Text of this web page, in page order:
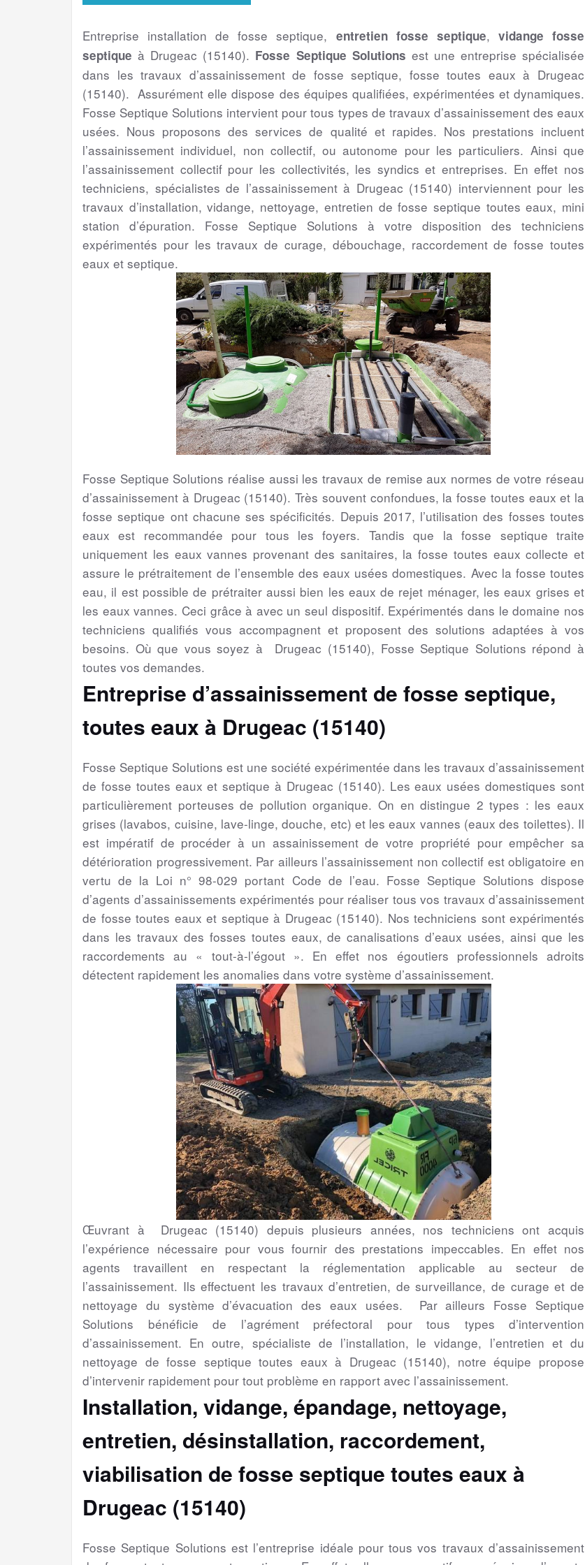
Entreprise installation de fosse septique, entretien fosse septique, vidange fosse
septique à Drugeac (15140). Fosse Septique Solutions est une entreprise spécialisée
dans les travaux d’assainissement de fosse septique, fosse toutes eaux à Drugeac
(15140). Assurément elle dispose des équipes qualifiées, expérimentées et dynamiques.
Fosse Septique Solutions intervient pour tous types de travaux d’assainissement des eaux
usées. Nous proposons des services de qualité et rapides. Nos prestations incluent
l’assainissement individuel, non collectif, ou autonome pour les particuliers. Ainsi que
l’assainissement collectif pour les collectivités, les syndics et entreprises. En effet nos
techniciens, spécialistes de l’assainissement à Drugeac (15140) interviennent pour les
travaux d’installation, vidange, nettoyage, entretien de fosse septique toutes eaux, mini
station d’épuration. Fosse Septique Solutions à votre disposition des techniciens
expérimentés pour les travaux de curage, débouchage, raccordement de fosse toutes
eaux et septique.
Fosse Septique Solutions réalise aussi les travaux de remise aux normes de votre réseau
d’assainissement à Drugeac (15140). Très souvent confondues, la fosse toutes eaux et la
fosse septique ont chacune ses spécificités. Depuis 2017, l’utilisation des fosses toutes
eaux est recommandée pour tous les foyers. Tandis que la fosse septique traite
uniquement les eaux vannes provenant des sanitaires, la fosse toutes eaux collecte et
assure le prétraitement de l’ensemble des eaux usées domestiques. Avec la fosse toutes
eau, il est possible de prétraiter aussi bien les eaux de rejet ménager, les eaux grises et
les eaux vannes. Ceci grâce à avec un seul dispositif. Expérimentés dans le domaine nos
techniciens qualifiés vous accompagnent et proposent des solutions adaptées à vos
besoins. Où que vous soyez à Drugeac (15140), Fosse Septique Solutions répond à
toutes vos demandes.
Entreprise d’assainissement de fosse septique,
toutes eaux à Drugeac (15140)
Fosse Septique Solutions est une société expérimentée dans les travaux d’assainissement
de fosse toutes eaux et septique à Drugeac (15140). Les eaux usées domestiques sont
particulièrement porteuses de pollution organique. On en distingue 2 types : les eaux
grises (lavabos, cuisine, lave-linge, douche, etc) et les eaux vannes (eaux des toilettes). Il
est impératif de procéder à un assainissement de votre propriété pour empêcher sa
détérioration progressivement. Par ailleurs l’assainissement non collectif est obligatoire en
vertu de la Loi n° 98-029 portant Code de l’eau. Fosse Septique Solutions dispose
d’agents d’assainissements expérimentés pour réaliser tous vos travaux d’assainissement
de fosse toutes eaux et septique à Drugeac (15140). Nos techniciens sont expérimentés
dans les travaux des fosses toutes eaux, de canalisations d’eaux usées, ainsi que les
raccordements au « tout-à-l’égout ». En effet nos égoutiers professionnels adroits
détectent rapidement les anomalies dans votre système d’assainissement.
Œuvrant à Drugeac (15140) depuis plusieurs années, nos techniciens ont acquis
l’expérience nécessaire pour vous fournir des prestations impeccables. En effet nos
agents travaillent en respectant la réglementation applicable au secteur de
l’assainissement. Ils effectuent les travaux d’entretien, de surveillance, de curage et de
nettoyage du système d’évacuation des eaux usées. Par ailleurs Fosse Septique
Solutions bénéficie de l’agrément préfectoral pour tous types d’intervention
d’assainissement. En outre, spécialiste de l’installation, le vidange, l’entretien et du
nettoyage de fosse septique toutes eaux à Drugeac (15140), notre équipe propose
d’intervenir rapidement pour tout problème en rapport avec l’assainissement.
Installation, vidange, épandage, nettoyage,
entretien, désinstallation, raccordement,
viabilisation de fosse septique toutes eaux à
Drugeac (15140)
Fosse Septique Solutions est l’entreprise idéale pour tous vos travaux d’assainissement